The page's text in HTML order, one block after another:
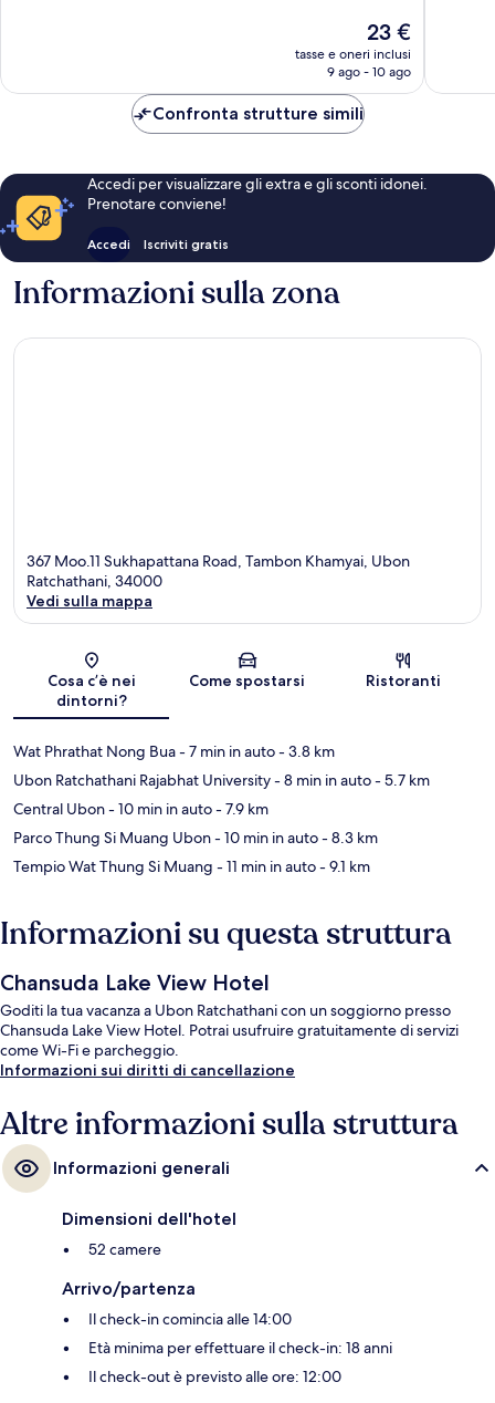
Il
prezzo
attuale
23 €
tasse e oneri inclusi
9 ago - 10 ago
Confronta strutture simili
Accedi per visualizzare gli extra e gli sconti idonei.
Prenotare conviene!
Accedi Iscriviti gratis
Informazioni sulla zona
367 Moo.11 Sukhapattana Road, Tambon Khamyai, Ubon
Ratchathani, 34000
Vedi sulla mappa
Cosa c’è nei
dintorni?
Come spostarsi Ristoranti
Wat Phrathat Nong Bua- 7 min in auto- 3.8 km
Ubon Ratchathani Rajabhat University- 8 min in auto- 5.7 km
Central Ubon- 10 min in auto- 7.9 km
Parco Thung Si Muang Ubon- 10 min in auto- 8.3 km
Tempio Wat Thung Si Muang - 11 min in auto- 9.1 km
Informazioni su questa struttura
Chansuda Lake View Hotel
Goditi la tua vacanza a Ubon Ratchathani con un soggiorno presso
Chansuda Lake View Hotel. Potrai usufruire gratuitamente di servizi
come Wi-Fi e parcheggio.
Informazioni sui diritti di cancellazione
Altre informazioni sulla struttura
Informazioni generali
Dimensioni dell'hotel
52 camere
Arrivo/partenza
Il check-in comincia alle 14:00
Età minima per effettuare il check-in: 18 anni
Il check-out è previsto alle ore: 12:00